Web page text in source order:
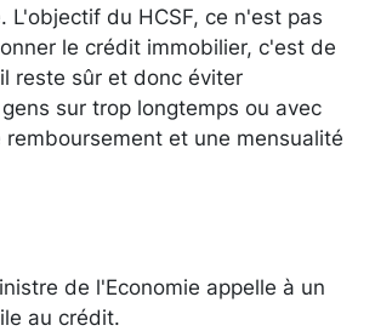
L'objectif du HCSF, ce n'est pas
le crédit immobilier, c'est de
reste sûr et donc éviter
sur trop longtemps ou avec
remboursement et une mensualité
de l'Economie appelle à un
au crédit.